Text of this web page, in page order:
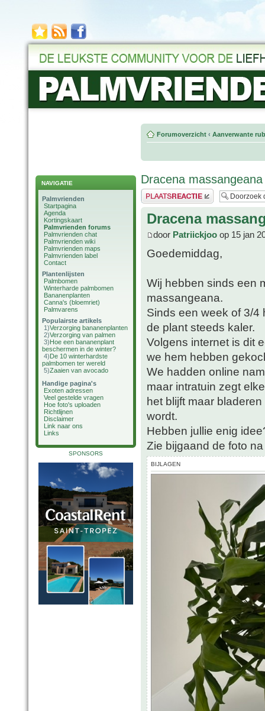
NAVIGATIE
Palmvrienden
Startpagina
Agenda
Kortingskaart
Palmvrienden forums
Palmvrienden chat
Palmvrienden wiki
Palmvrienden maps
Palmvrienden label
Contact
Plantenlijsten
Palmbomen
Winterharde palmbomen
Bananenplanten
Canna's (bloemriet)
Palmvarens
Populairste artikels
1)Verzorging bananenplanten
2)Verzorging van palmen
3)Hoe een bananenplant
beschermen in de winter?
4)De 10 winterhardste
palmbomen ter wereld
5)Zaaien van avocado
Handige pagina's
Exoten adressen
Veel gestelde vragen
Hoe foto's uploaden
Richtlijnen
Disclaimer
Link naar ons
Links
SPONSORS
Forumoverzicht ‹ Aanverwante
Dracena massangeana
Plaats een reactie
Dracena
door Patriickjoo op 15 jan
Goedemiddag,
Wij hebben sinds een
massangeana.
Sinds een week of 3/4
de plant steeds kaler.
Volgens internet is dit
we hem hebben
We hadden online
maar intratuin zegt
het blijft maar
wordt.
Hebben jullie enig
Zie bijgaand de foto
BIJLAGEN